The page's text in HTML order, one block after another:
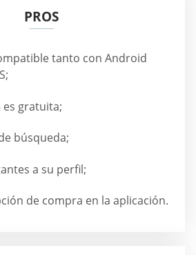
PROS
tanto con Android
es gratuita;
búsqueda;
a su perfil;
de compra en la aplicación.